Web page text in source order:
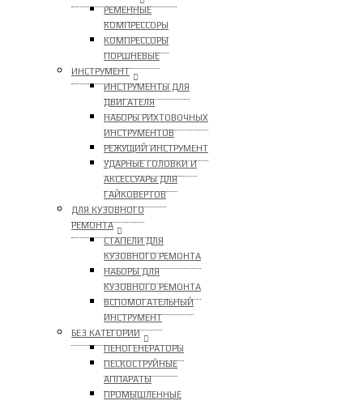
РЕМЕННЫЕ
КОМПРЕССОРЫ
КОМПРЕССОРЫ
ПОРШНЕВЫЕ
ИНСТРУМЕНТ
ИНСТРУМЕНТЫ ДЛЯ
ДВИГАТЕЛЯ
НАБОРЫ РИХТОВОЧНЫХ
ИНСТРУМЕНТОВ
РЕЖУЩИЙ ИНСТРУМЕНТ
УДАРНЫЕ ГОЛОВКИ И
АКСЕССУАРЫ ДЛЯ
ГАЙКОВЕРТОВ
ДЛЯ КУЗОВНОГО
РЕМОНТА
СТАПЕЛИ ДЛЯ
КУЗОВНОГО РЕМОНТА
НАБОРЫ ДЛЯ
КУЗОВНОГО РЕМОНТА
ВСПОМОГАТЕЛЬНЫЙ
ИНСТРУМЕНТ
БЕЗ КАТЕГОРИИ
ПЕНОГЕНЕРАТОРЫ
ПЕСКОСТРУЙНЫЕ
АППАРАТЫ
ПРОМЫШЛЕННЫЕ